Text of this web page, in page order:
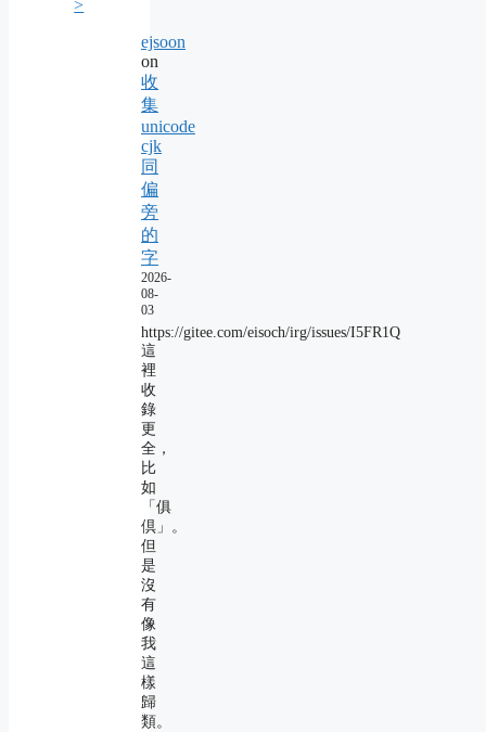
>
ejsoon
on
收
集
unicode
cjk
同
偏
旁
的
字
2026-
08-
03
https://gitee.com/eisoch/irg/issues/I5FR1Q
這
裡
收
錄
更
全，
比
如
「俱
倶」。
但
是
沒
有
像
我
這
樣
歸
類。